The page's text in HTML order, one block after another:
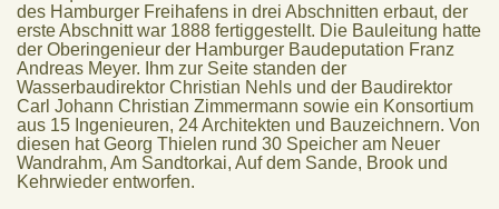
des Hamburger Freihafens in drei Abschnitten erbaut, der
erste Abschnitt war 1888 fertiggestellt. Die Bauleitung hatte
der Oberingenieur der Hamburger Baudeputation Franz
Andreas Meyer. Ihm zur Seite standen der
Wasserbaudirektor Christian Nehls und der Baudirektor
Carl Johann Christian Zimmermann sowie ein Konsortium
aus 15 Ingenieuren, 24 Architekten und Bauzeichnern. Von
diesen hat Georg Thielen rund 30 Speicher am Neuer
Wandrahm, Am Sandtorkai, Auf dem Sande, Brook und
Kehrwieder entworfen.